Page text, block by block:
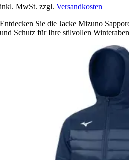
inkl. MwSt. zzgl. Versandkosten
Entdecken Sie die Jacke Mizuno
und Schutz für Ihre stilvollen